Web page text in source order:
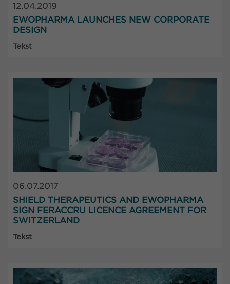
12.04.2019
EWOPHARMA LAUNCHES NEW CORPORATE
DESIGN
Tekst
06.07.2017
SHIELD THERAPEUTICS AND EWOPHARMA
SIGN FERACCRU LICENCE AGREEMENT FOR
SWITZERLAND
Tekst